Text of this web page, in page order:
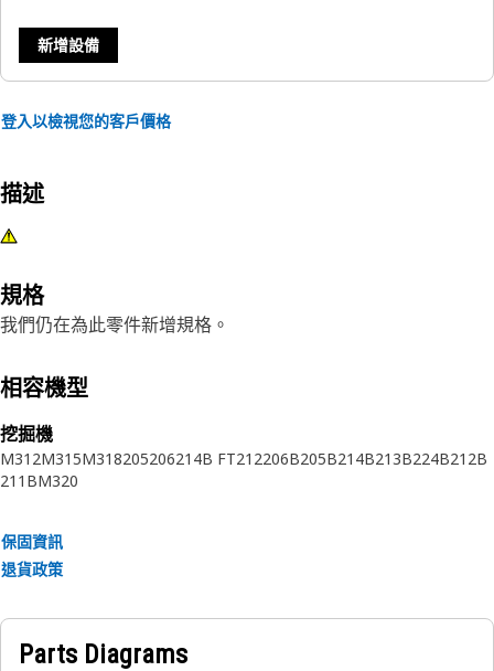
新增設備
登入以檢視您的客戶價格
描述
規格
我們仍在為此零件新增規格。
相容機型
挖掘機
M312M315M318205206214B FT212206B205B214B213B224B212B
211BM320
保固資訊
退貨政策
Parts Diagrams